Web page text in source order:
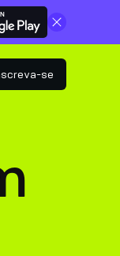
Fechar
se